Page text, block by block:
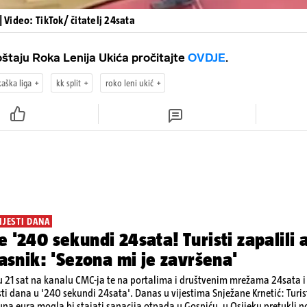
Video: TikTok/ čitatelj 24sata
Roka Lenija Ukića pročitajte OVDJE.
liga kk split roko leni ukić
DANA
'240 sekundi 24sata! Turisti zapalili
'Sezona mi je završena'
21 sat na kanalu CMC-ja te na portalima i društvenim mrežama 24sata
dana u '240 sekundi 24sata'. Danas u vijestima Snježane Krnetić: